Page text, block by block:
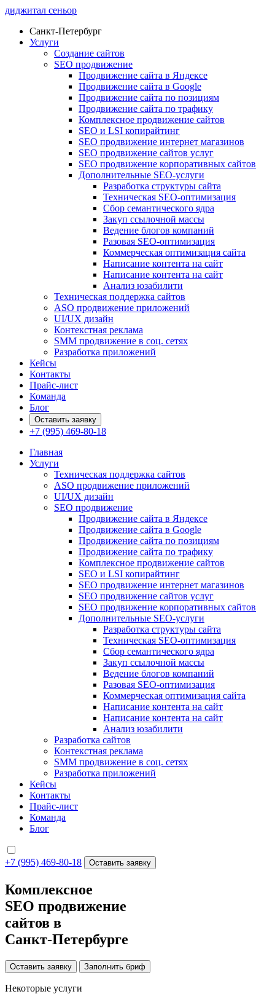
диджитал сеньор
Санкт-Петербург
Услуги
Создание сайтов
SEO продвижение
Продвижение сайта в Яндексе
Продвижение сайта в Google
Продвижение сайта по позициям
Продвижение сайта по трафику
Комплексное продвижение сайтов
SEO и LSI копирайтинг
SEO продвижение интернет магазинов
SEO продвижение сайтов услуг
SEO продвижение корпоративных сайтов
Дополнительные SEO-услуги
Разработка структуры сайта
Техническая SEO-оптимизация
Сбор семантического ядра
Закуп ссылочной массы
Ведение блогов компаний
Разовая SEO-оптимизация
Коммерческая оптимизация сайта
Написание контента на сайт
Написание контента на сайт
Анализ юзабилити
Техническая поддержка сайтов
ASO продвижение приложений
UI/UX дизайн
Контекстная реклама
SMM продвижение в соц. сетях
Разработка приложений
Кейсы
Контакты
Прайс-лист
Команда
Блог
Оставить заявку
+7 (995) 469-80-18
Главная
Услуги
Техническая поддержка сайтов
ASO продвижение приложений
UI/UX дизайн
SEO продвижение
Продвижение сайта в Яндексе
Продвижение сайта в Google
Продвижение сайта по позициям
Продвижение сайта по трафику
Комплексное продвижение сайтов
SEO и LSI копирайтинг
SEO продвижение интернет магазинов
SEO продвижение сайтов услуг
SEO продвижение корпоративных сайтов
Дополнительные SEO-услуги
Разработка структуры сайта
Техническая SEO-оптимизация
Сбор семантического ядра
Закуп ссылочной массы
Ведение блогов компаний
Разовая SEO-оптимизация
Коммерческая оптимизация сайта
Написание контента на сайт
Написание контента на сайт
Анализ юзабилити
Разработка сайтов
Контекстная реклама
SMM продвижение в соц. сетях
Разработка приложений
Кейсы
Контакты
Прайс-лист
Команда
Блог
+7 (995) 469-80-18 Оставить заявку
Комплексное
SEO продвижение
сайтов в
Санкт-Петербурге
Оставить заявку Заполнить бриф
Некоторые услуги